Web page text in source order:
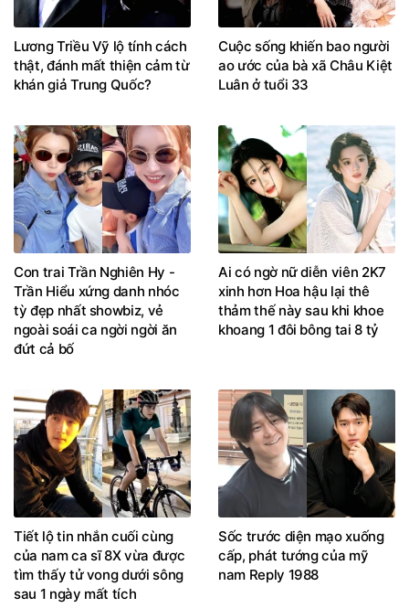
Lương Triều Vỹ lộ tính cách
thật, đánh mất thiện cảm từ
khán giả Trung Quốc?
Cuộc sống khiến bao người
ao ước của bà xã Châu Kiệt
Luân ở tuổi 33
Con trai Trần Nghiên Hy -
Trần Hiểu xứng danh nhóc
tỳ đẹp nhất showbiz, vẻ
ngoài soái ca ngời ngời ăn
đứt cả bố
Ai có ngờ nữ diễn viên 2K7
xinh hơn Hoa hậu lại thê
thảm thế này sau khi khoe
khoang 1 đôi bông tai 8 tỷ
Tiết lộ tin nhắn cuối cùng
của nam ca sĩ 8X vừa được
tìm thấy tử vong dưới sông
sau 1 ngày mất tích
Sốc trước diện mạo xuống
cấp, phát tướng của mỹ
nam Reply 1988